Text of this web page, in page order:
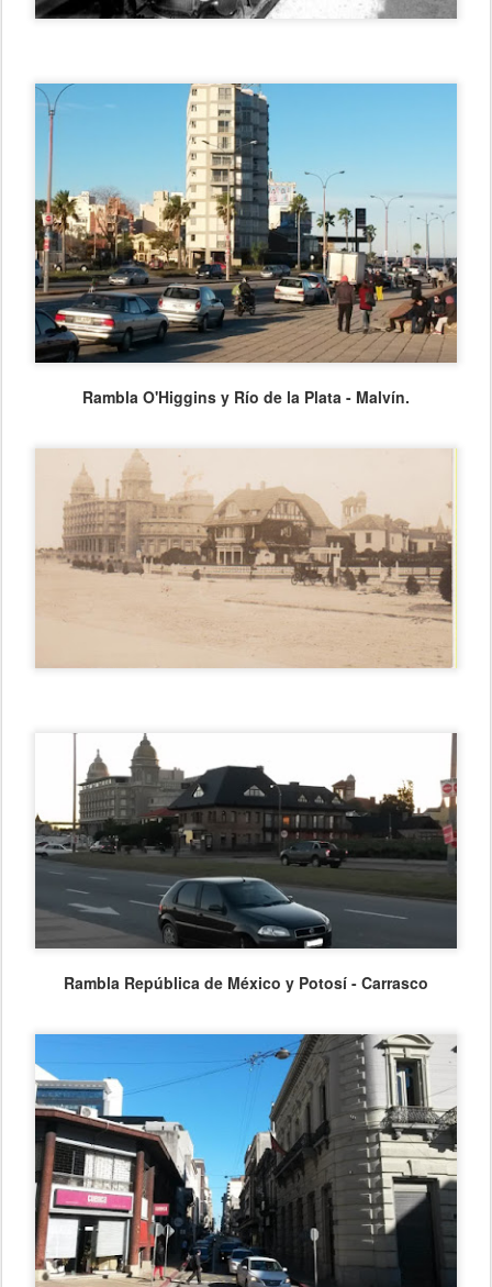
Rambla O'Higgins y Río de la Plata - Malvín.
Rambla República de México y Potosí - Carrasco